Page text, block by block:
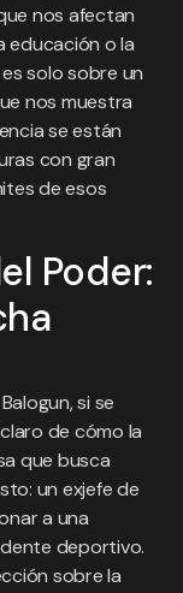
nos afectan
educación o la
solo sobre un
nos muestra
se están
con gran
de esos
Poder:
si se
de cómo la
que busca
un exjefe de
a una
deportivo.
sobre la